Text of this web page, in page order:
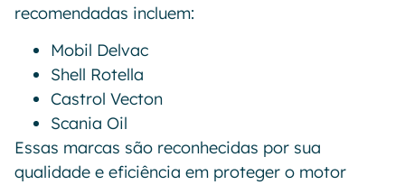
recomendadas incluem:
Mobil Delvac
Shell Rotella
Castrol Vecton
Scania Oil
Essas marcas são reconhecidas por sua
qualidade e eficiência em proteger o motor